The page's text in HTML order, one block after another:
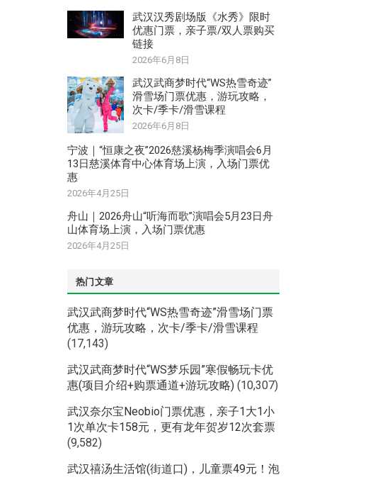
武汉汉秀剧场版《水秀》限时
优惠门票，亲子票/双人票购买
链接
2026年6月8日
武汉武商梦时代“WS热雪奇迹”
滑雪场门票优惠，游玩攻略，
次卡/季卡/滑雪课程
2026年6月8日
宁波｜“恒康之夜”2026慈溪杨梅季演唱会6月
13日慈溪体育中心体育场上演，入场门票优
惠
2026年4月25日
舟山｜2026舟山“听海而歌”演唱会5月23日舟
山体育场上演，入场门票优惠
2026年4月25日
热门文章
武汉武商梦时代“WS热雪奇迹”滑雪场门票
优惠，游玩攻略，次卡/季卡/滑雪课程
(17,143)
武汉武商梦时代“WS梦乐园”寒假畅玩卡优
惠(项目介绍+购票通道+游玩攻略) (10,307)
武汉奈尔宝Neobio门票优惠，亲子1大1小
1次单次卡158元，更有龙年贺岁12次套票
(9,582)
武汉禧汤生活馆(街道口)，儿童票49元！泡